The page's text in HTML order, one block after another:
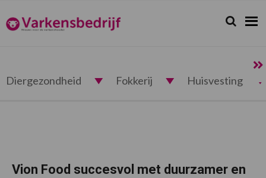
de
hoofdnavigatie
de
hoofd
de
eerste
de
voettekst
Varkensbedrijf.nl Zoeken...
Zoek
Diergezondheid Fokkerij Huisvesting
Vion Food succesvol met duurzamer en